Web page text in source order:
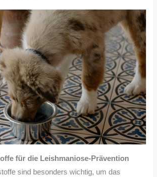
für die Leishmaniose-Prävention
sind besonders wichtig, um das